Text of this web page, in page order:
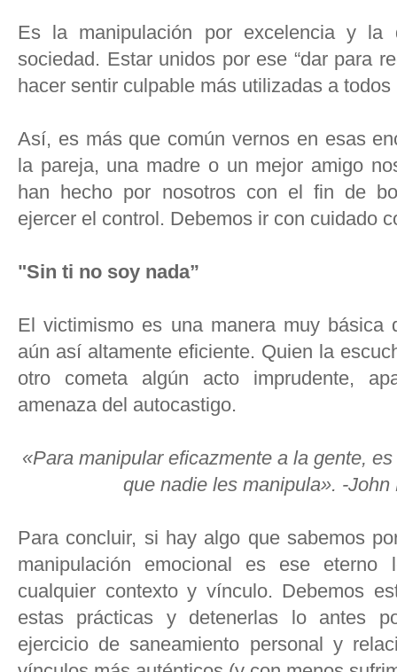
Es la manipulación por excelencia y
sociedad. Estar unidos por ese “dar para
hacer sentir culpable más utilizadas a
Así, es más que común vernos en esas
la pareja, una madre o un mejor amigo
han hecho por nosotros con el fin de
ejercer el control. Debemos ir con cuidado
"Sin ti no soy nada”
El victimismo es una manera muy básica
aún así altamente eficiente. Quien la
otro cometa algún acto imprudente,
amenaza del autocastigo.
«Para manipular eficazmente a la gente,
que nadie les manipula». -John
Para concluir, si hay algo que sabemos
manipulación emocional es ese
cualquier contexto y vínculo. Debemos
estas prácticas y detenerlas lo antes
ejercicio de saneamiento personal y